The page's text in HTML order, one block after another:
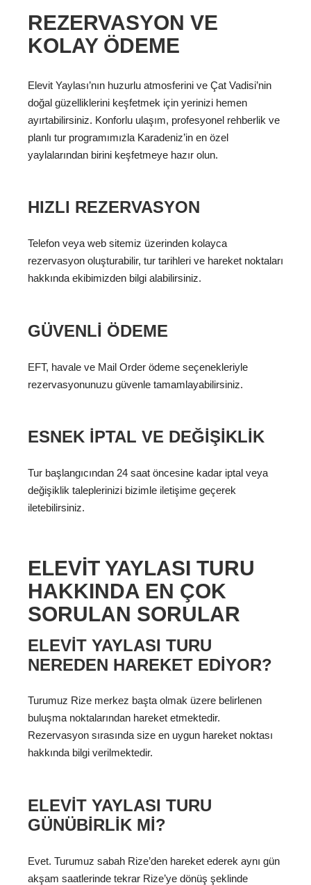
REZERVASYON VE
KOLAY ÖDEME
Elevit Yaylası’nın huzurlu atmosferini ve Çat Vadisi’nin
doğal güzelliklerini keşfetmek için yerinizi hemen
ayırtabilirsiniz. Konforlu ulaşım, profesyonel rehberlik ve
planlı tur programımızla Karadeniz’in en özel
yaylalarından birini keşfetmeye hazır olun.
HIZLI REZERVASYON
Telefon veya web sitemiz üzerinden kolayca
rezervasyon oluşturabilir, tur tarihleri ve hareket noktaları
hakkında ekibimizden bilgi alabilirsiniz.
GÜVENLI ÖDEME
EFT, havale ve Mail Order ödeme seçenekleriyle
rezervasyonunuzu güvenle tamamlayabilirsiniz.
ESNEK İPTAL VE DEĞIŞIKLIK
Tur başlangıcından 24 saat öncesine kadar iptal veya
değişiklik taleplerinizi bizimle iletişime geçerek
iletebilirsiniz.
ELEVIT YAYLASI TURU
HAKKINDA EN ÇOK
SORULAN SORULAR
ELEVIT YAYLASI TURU
NEREDEN HAREKET EDIYOR?
Turumuz Rize merkez başta olmak üzere belirlenen
buluşma noktalarından hareket etmektedir.
Rezervasyon sırasında size en uygun hareket noktası
hakkında bilgi verilmektedir.
ELEVIT YAYLASI TURU
GÜNÜBIRLIK MI?
Evet. Turumuz sabah Rize’den hareket ederek aynı gün
akşam saatlerinde tekrar Rize’ye dönüş şeklinde